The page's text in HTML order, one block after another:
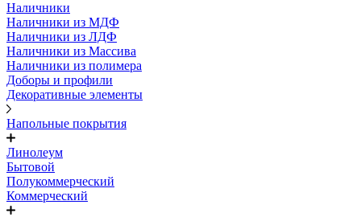
Наличники
Наличники из МДФ
Наличники из ЛДФ
Наличники из Массива
Наличники из полимера
Доборы и профили
Декоративные элементы
Напольные покрытия
Линолеум
Бытовой
Полукоммерческий
Коммерческий